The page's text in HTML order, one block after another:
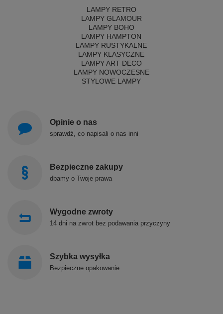
LAMPY RETRO
LAMPY GLAMOUR
LAMPY BOHO
LAMPY HAMPTON
LAMPY RUSTYKALNE
LAMPY KLASYCZNE
LAMPY ART DECO
LAMPY NOWOCZESNE
STYLOWE LAMPY
Opinie o nas
sprawdź, co napisali o nas inni
Bezpieczne zakupy
dbamy o Twoje prawa
Wygodne zwroty
14 dni na zwrot bez podawania przyczyny
Szybka wysyłka
Bezpieczne opakowanie